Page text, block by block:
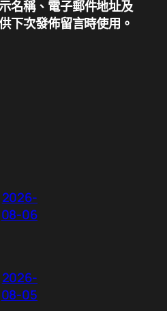
名稱、電子郵件地址及
下次發佈留言時使用。
2026-
08-06
2026-
08-05